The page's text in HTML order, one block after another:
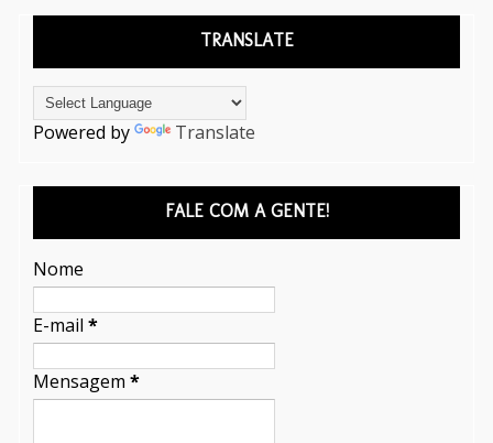
TRANSLATE
Powered by Translate
FALE COM A GENTE!
Nome
E-mail*
Mensagem*